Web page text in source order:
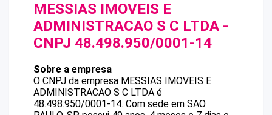
MESSIAS IMOVEIS E
ADMINISTRACAO S C LTDA -
CNPJ 48.498.950/0001-14
Sobre a empresa
O CNPJ da empresa MESSIAS IMOVEIS E
ADMINISTRACAO S C LTDA é
48.498.950/0001-14. Com sede em SAO